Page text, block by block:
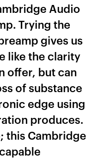
Audio
Trying the
gives us
like the clarity
offer, but can
of substance
edge using
produces.
this Cambridge